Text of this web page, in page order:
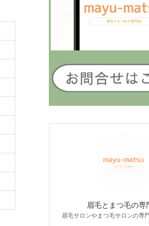
眉毛とまつ毛の専
眉毛サロンやまつ毛サロンの専